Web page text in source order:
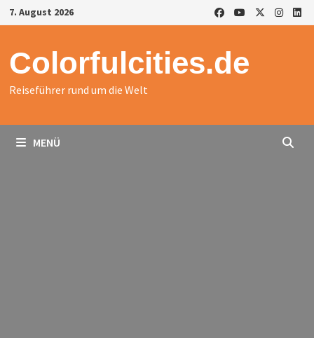
Zurück
zum
7. August 2026
Colorfulcities.de
Reiseführer rund um die Welt
MENÜ